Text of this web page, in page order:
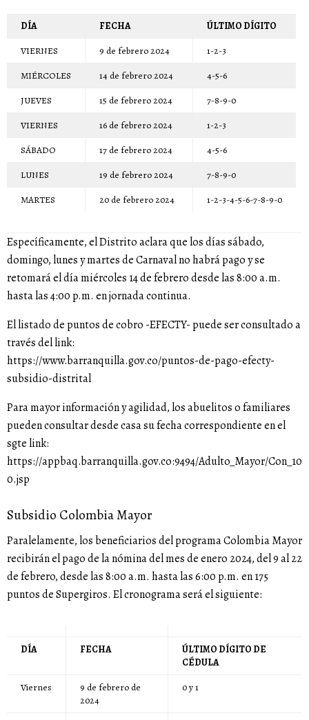
DÍA FECHA
ÚLTIMO DÍGITO
VIERNES
9 de febrero 2024
1-2-3
MIÉRCOLES
14 de febrero 2024
4-5-6
JUEVES
15 de febrero 2024
7-8-9-0
VIERNES
16 de febrero 2024
1-2-3
SÁBADO
17 de febrero 2024
4-5-6
LUNES
19 de febrero 2024
7-8-9-0
MARTES
20 de febrero 2024 1-2-3-4-5-6-7-8-9-0
Específicamente, el Distrito aclara que los días sábado,
domingo, lunes y martes de Carnaval no habrá pago y se
retomará el día miércoles 14 de febrero desde las 8:00 a.m.
hasta las 4:00 p.m. en jornada continua.
El listado de puntos de cobro -EFECTY- puede ser consultado a
través del link:
https://www.barranquilla.gov.co/puntos-de-pago-efecty-
subsidio-distrital
Para mayor información y agilidad, los abuelitos o familiares
pueden consultar desde casa su fecha correspondiente en el
sgte link:
https://appbaq.barranquilla.gov.co:9494/Adulto_Mayor/Con_10
0.jsp
Subsidio Colombia Mayor
Paralelamente, los beneficiarios del programa Colombia Mayor
recibirán el pago de la nómina del mes de enero 2024, del 9 al 22
de febrero, desde las 8:00 a.m. hasta las 6:00 p.m. en 175
puntos de Supergiros. El cronograma será el siguiente:
DÍA FECHA
ÚLTIMO DÍGITO DE
CÉDULA
Viernes
9 de febrero de
2024
0 y 1